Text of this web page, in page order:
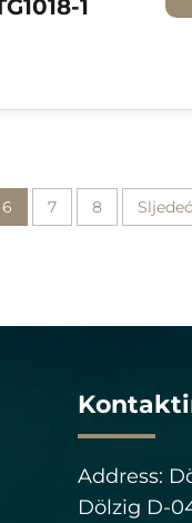
1
6 7 8
Address:
Dölzig D-